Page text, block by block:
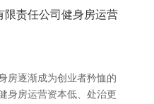
限责任公司健身房运营
房逐渐成为创业者矜恤的
身房运营资本低、处治更